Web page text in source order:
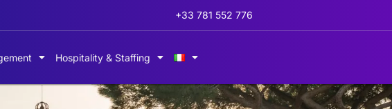
+33 781 552 776
Hospitality & Staffing